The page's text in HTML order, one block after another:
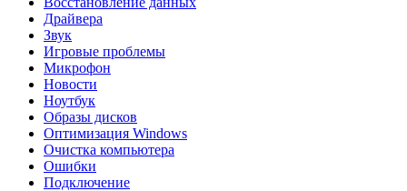
Драйвера
Звук
Игровые проблемы
Микрофон
Новости
Ноутбук
Образы дисков
Оптимизация Windows
Очистка компьютера
Ошибки
Подключение